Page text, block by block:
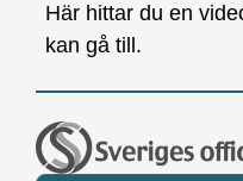
Här hittar du en
kan gå till.